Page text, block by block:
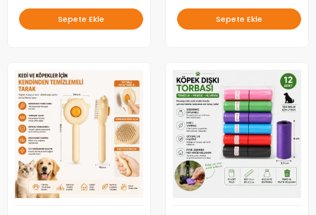
Sepete Ekle Sepete Ekle